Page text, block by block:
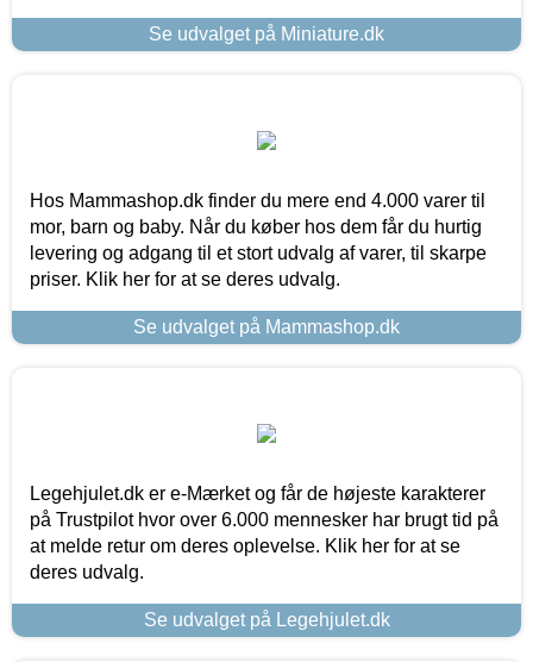
Se udvalget på Miniature.dk
Hos Mammashop.dk finder du mere end 4.000 varer til
mor, barn og baby. Når du køber hos dem får du hurtig
levering og adgang til et stort udvalg af varer, til skarpe
priser. Klik her for at se deres udvalg.
Se udvalget på Mammashop.dk
Legehjulet.dk er e-Mærket og får de højeste karakterer
på Trustpilot hvor over 6.000 mennesker har brugt tid på
at melde retur om deres oplevelse. Klik her for at se
deres udvalg.
Se udvalget på Legehjulet.dk